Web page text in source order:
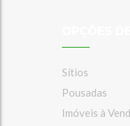
Sítios
Pousadas
Imóveis à